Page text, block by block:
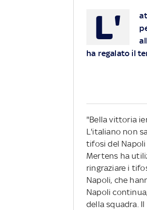
L'
ha regalato il
"Bella vittoria
L'italiano non
tifosi del
Mertens ha
ringraziare i
Napoli, che
Napoli
della squadra.